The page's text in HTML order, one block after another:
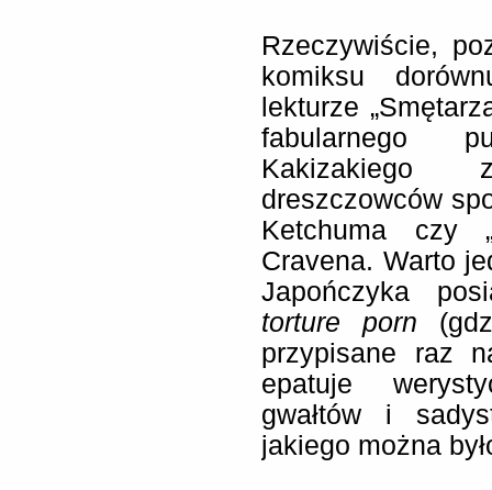
Rzeczywiście,
komiksu
lekturze
fabularnego
Kakizakiego
dreszczowców
Ketchuma czy
Cravena. Warto
Japończyka
torture porn
przypisane raz
epatuje
gwałtów i
jakiego można